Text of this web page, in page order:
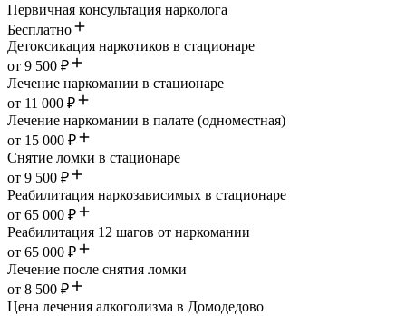
Первичная консультация нарколога
Бесплатно
Детоксикация наркотиков в стационаре
от 9 500 ₽
Лечение наркомании в стационаре
от 11 000 ₽
Лечение наркомании в палате (одноместная)
от 15 000 ₽
Снятие ломки в стационаре
от 9 500 ₽
Реабилитация наркозависимых в стационаре
от 65 000 ₽
Реабилитация 12 шагов от наркомании
от 65 000 ₽
Лечение после снятия ломки
от 8 500 ₽
Цена лечения алкоголизма в Домодедово